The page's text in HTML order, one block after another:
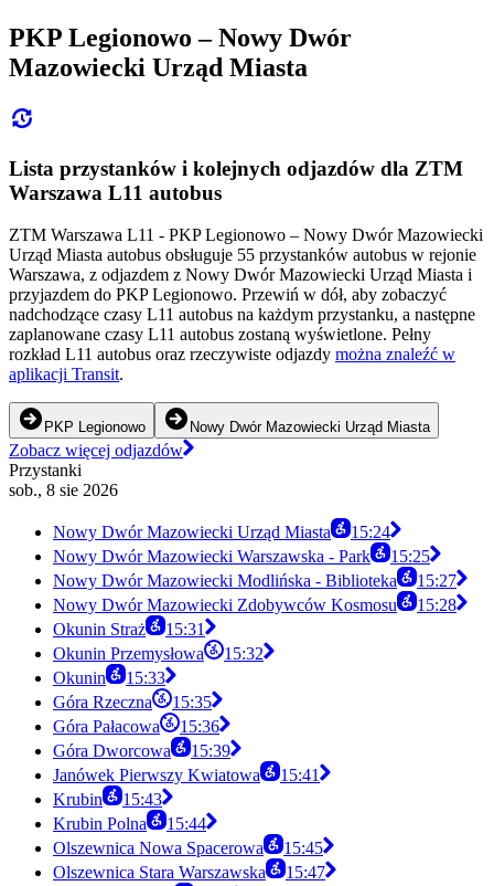
PKP Legionowo – Nowy Dwór
Mazowiecki Urząd Miasta
Lista przystanków i kolejnych odjazdów dla ZTM
Warszawa L11 autobus
ZTM Warszawa L11 - PKP Legionowo – Nowy Dwór Mazowiecki
Urząd Miasta autobus obsługuje 55 przystanków autobus w rejonie
Warszawa, z odjazdem z Nowy Dwór Mazowiecki Urząd Miasta i
przyjazdem do PKP Legionowo. Przewiń w dół, aby zobaczyć
nadchodzące czasy L11 autobus na każdym przystanku, a następne
zaplanowane czasy L11 autobus zostaną wyświetlone. Pełny
rozkład L11 autobus oraz rzeczywiste odjazdy można znaleźć w
aplikacji Transit.
PKP Legionowo Nowy Dwór Mazowiecki Urząd Miasta
Zobacz więcej odjazdów
Przystanki
sob., 8 sie 2026
Nowy Dwór Mazowiecki Urząd Miasta
15:24
Nowy Dwór Mazowiecki Warszawska - Park
15:25
Nowy Dwór Mazowiecki Modlińska - Biblioteka
15:27
Nowy Dwór Mazowiecki Zdobywców Kosmosu
15:28
Okunin Straż
15:31
Okunin Przemysłowa
15:32
Okunin
15:33
Góra Rzeczna
15:35
Góra Pałacowa
15:36
Góra Dworcowa
15:39
Janówek Pierwszy Kwiatowa
15:41
Krubin
15:43
Krubin Polna
15:44
Olszewnica Nowa Spacerowa
15:45
Olszewnica Stara Warszawska
15:47